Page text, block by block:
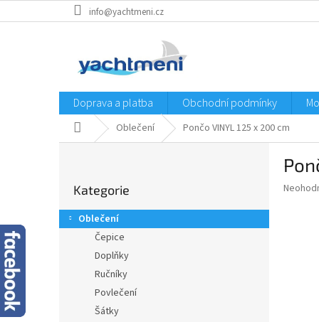
na
info@yachtmeni.cz
Doprava a platba Obchodní podmínky
Domů Oblečení Pončo VINYL 125 x 200 cm
r
a
kategorie
Kategorie
Oblečení
Čepice
Doplňky
Ručníky
Povlečení
Šátky